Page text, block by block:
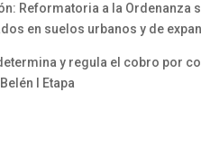
Reformatoria a la
en suelos urbanos y de
y regula el cobro por
I Etapa